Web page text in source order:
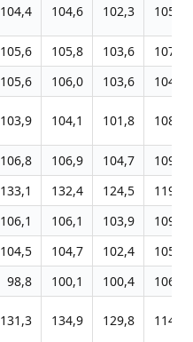
104,4 104,6 102,3 105,9
105,6 105,8 103,6
107,7
105,6 106,0 103,6
104,7
103,9 104,1 101,8 108,0
106,8 106,9 104,7
109,4
133,1 132,4 124,5
119,7
106,1 106,1 103,9
109,0
104,5 104,7 102,4
105,0
98,8 100,1 100,4
106,7
131,3 134,9 129,8 114,7